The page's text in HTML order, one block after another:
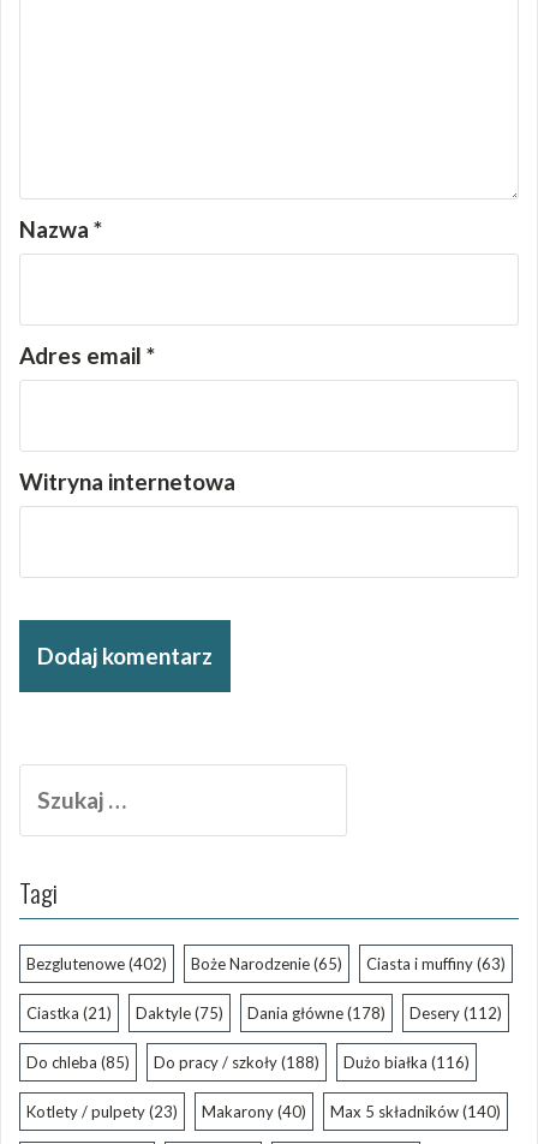
Nazwa *
Adres email *
Witryna internetowa
Tagi
Bezglutenowe(402) Boże Narodzenie(65) Ciasta i muffiny(63)
Ciastka (21) Daktyle(75) Dania główne(178) Desery(112)
Do chleba (85) Do pracy / szkoły(188) Dużo białka (116)
Kotlety / pulpety(23) Makarony(40) Max 5 składników(140)